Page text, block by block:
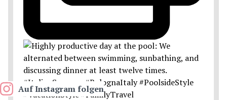
Auf Instagram folgen